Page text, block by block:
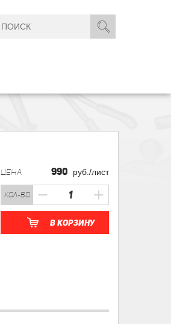
ЦЕНА 990 руб./лист
кол-во
В корзину